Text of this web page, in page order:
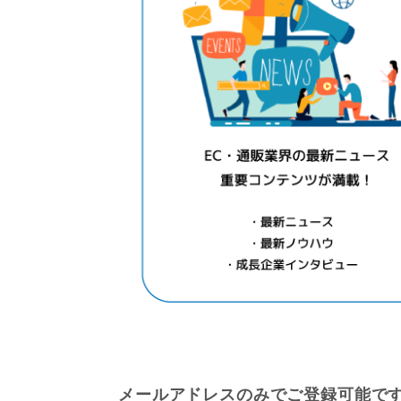
メールアドレスのみでご登録可能で